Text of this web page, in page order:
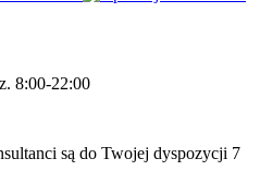
8:00-22:00
są do Twojej dyspozycji 7